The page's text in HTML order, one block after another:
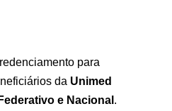
para
da Unimed
e Nacional .